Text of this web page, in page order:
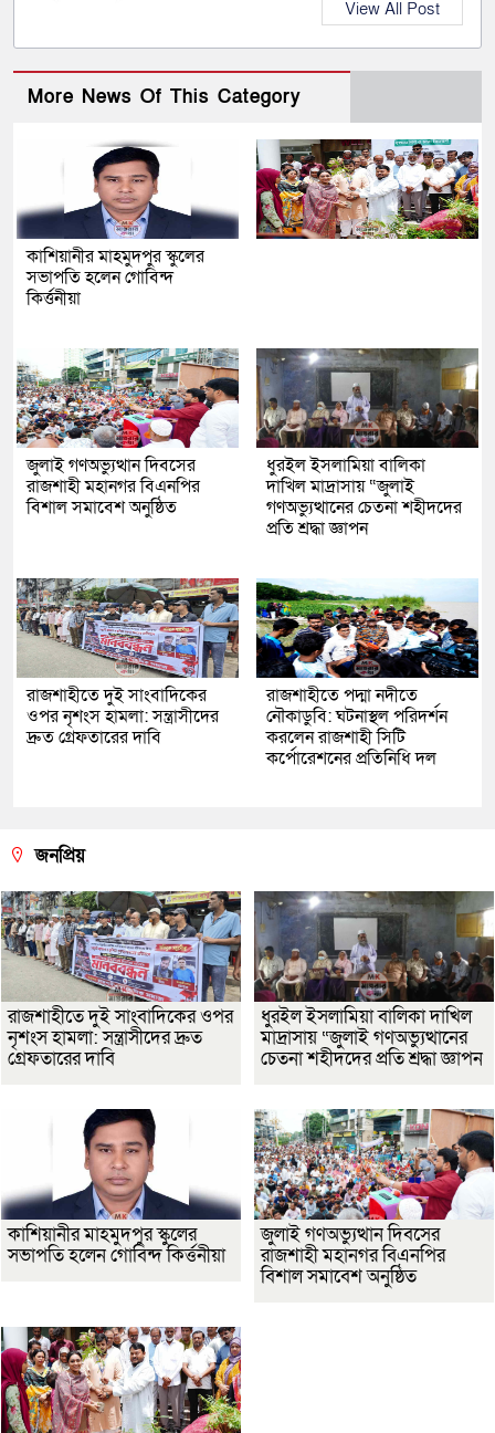
View All Post
More News Of This Category
কাশিয়ানীর মাহমুদপুর স্কুলের
সভাপতি হলেন গোবিন্দ
কির্ত্তনীয়া
জুলাই গণঅভ্যুত্থান দিবসের
রাজশাহী মহানগর বিএনপির
বিশাল সমাবেশ অনুষ্ঠিত
ধুরইল ইসলামিয়া বালিকা
দাখিল মাদ্রাসায় “জুলাই
গণঅভ্যুত্থানের চেতনা শহীদদের
প্রতি শ্রদ্ধা জ্ঞাপন
রাজশাহীতে দুই সাংবাদিকের
ওপর নৃশংস হামলা: সন্ত্রাসীদের
দ্রুত গ্রেফতারের দাবি
রাজশাহীতে পদ্মা নদীতে
নৌকাডুবি: ঘটনাস্থল পরিদর্শন
করলেন রাজশাহী সিটি
কর্পোরেশনের প্রতিনিধি দল
জনপ্রিয়
রাজশাহীতে দুই সাংবাদিকের ওপর
নৃশংস হামলা: সন্ত্রাসীদের দ্রুত
গ্রেফতারের দাবি
ধুরইল ইসলামিয়া বালিকা দাখিল
মাদ্রাসায় “জুলাই গণঅভ্যুত্থানের
চেতনা শহীদদের প্রতি শ্রদ্ধা জ্ঞাপন
কাশিয়ানীর মাহমুদপুর স্কুলের
সভাপতি হলেন গোবিন্দ কির্ত্তনীয়া
জুলাই গণঅভ্যুত্থান দিবসের
রাজশাহী মহানগর বিএনপির
বিশাল সমাবেশ অনুষ্ঠিত